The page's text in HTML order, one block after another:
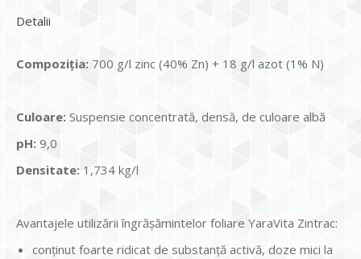
Detalii
Compoziţia: 700 g/l zinc (40% Zn) + 18 g/l azot (1% N)
Culoare: Suspensie concentrată, densă, de culoare albă
pH: 9,0
Densitate: 1,734 kg/l
Avantajele utilizării îngrăşămintelor foliare YaraVita Zintrac:
conţinut foarte ridicat de substanţă activă, doze mici la